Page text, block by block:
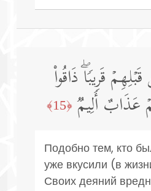
قَرِیبࣰاۖ ذَاقُوا۟
عَذَابٌ أَلِیمࣱ ﴿15﴾
Подобно тем, кто
уже вкусили (в
Своих деяний